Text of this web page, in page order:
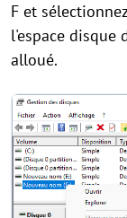
F et
l'espace disque
alloué.